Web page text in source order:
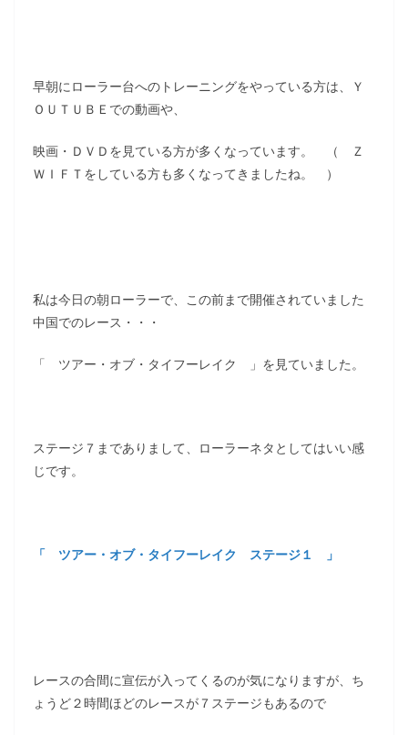
早朝にローラー台へのトレーニングをやっている方は、Ｙ
ＯＵＴＵＢＥでの動画や、
映画・ＤＶＤを見ている方が多くなっています。 （ Ｚ
ＷＩＦＴをしている方も多くなってきましたね。 ）
私は今日の朝ローラーで、この前まで開催されていました
中国でのレース・・・
「 ツアー・オブ・タイフーレイク 」を見ていました。
ステージ７までありまして、ローラーネタとしてはいい感
じです。
「 ツアー・オブ・タイフーレイク ステージ１ 」
レースの合間に宣伝が入ってくるのが気になりますが、ち
ょうど２時間ほどのレースが７ステージもあるので